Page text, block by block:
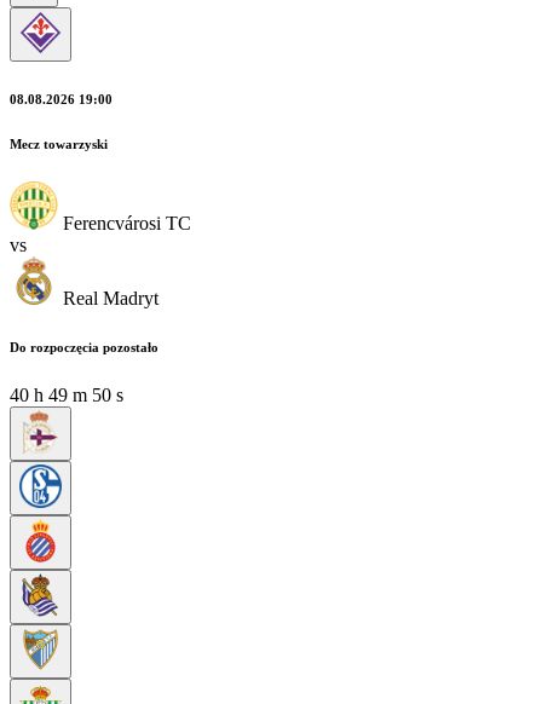
08.08.2026 19:00
Mecz towarzyski
Ferencvárosi TC
vs
Real Madryt
Do rozpoczęcia pozostało
40 h 49 m 49 s